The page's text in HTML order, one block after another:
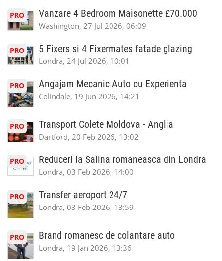
PRO Vanzare 4 Bedroom Maisonette £70.000
Washington, 27 Jul 2026, 06:09
PRO 5 Fixers si 4 Fixermates fatade glazing
Londra, 24 Jul 2026, 10:01
PRO Angajam Mecanic Auto cu Experienta
Colindale, 19 Jun 2026, 14:21
PRO Transport Colete Moldova - Anglia
Dartford, 20 Feb 2026, 13:02
PRO Reduceri la Salina romaneasca din Londra
Londra, 03 Feb 2026, 14:00
PRO Transfer aeroport 24/7
Londra, 03 Feb 2026, 13:59
PRO Brand romanesc de colantare auto
Londra, 19 Jan 2026, 13:36